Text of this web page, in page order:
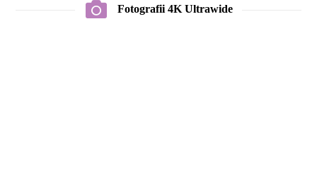
Fotografii 4K Ultrawide